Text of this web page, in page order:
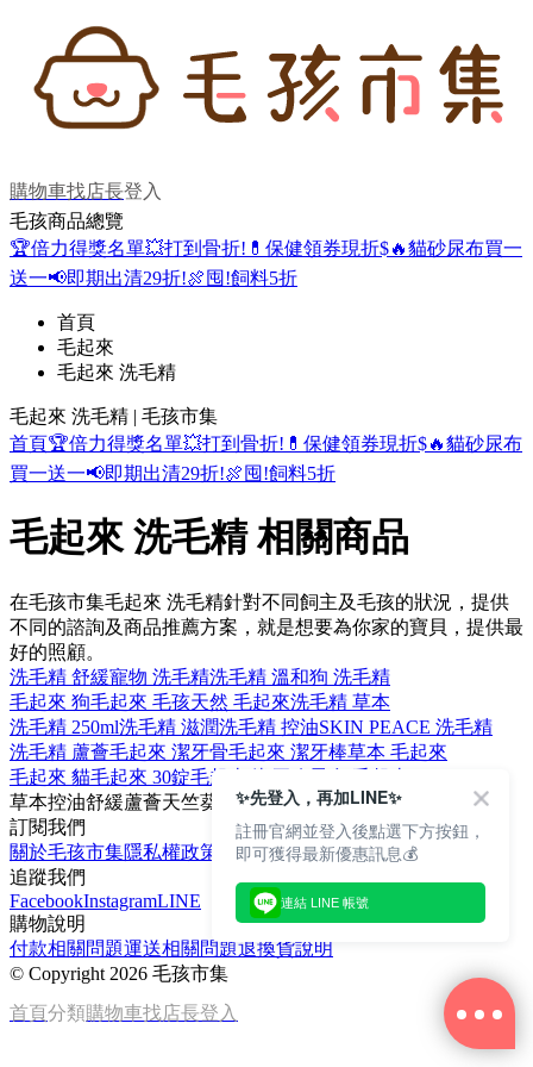
購物車找店長登入
毛孩商品總覽
🏆倍力得獎名單💥打到骨折! 💊保健領券現折$🔥貓砂尿布買一
送一📢即期出清29折!🍖囤!飼料5折
首頁
毛起來
毛起來 洗毛精
毛起來 洗毛精 | 毛孩市集
首頁🏆倍力得獎名單💥打到骨折! 💊保健領券現折$🔥貓砂尿布
買一送一📢即期出清29折!🍖囤!飼料5折
毛起來 洗毛精 相關商品
在毛孩市集毛起來 洗毛精針對不同飼主及毛孩的狀況，提供
不同的諮詢及商品推薦方案，就是想要為你家的寶貝，提供最
好的照顧。
洗毛精 舒緩寵物 洗毛精洗毛精 溫和狗 洗毛精
毛起來 狗毛起來 毛孩天然 毛起來洗毛精 草本
洗毛精 250ml洗毛精 滋潤洗毛精 控油SKIN PEACE 洗毛精
洗毛精 蘆薈毛起來 潔牙骨毛起來 潔牙棒草本 毛起來
毛起來 貓毛起來 30錠毛起來 潔牙
草本控油舒緩蘆薈天竺葵
訂閱我們
關於毛孩市集隱私權政策
文章
追蹤我們
FacebookInstagramLINE
購物說明
付款相關問題運送相關問題退換貨說明
© Copyright 2026 毛孩市集
首頁分類購物車找店長登入
✨先登入，再加LINE✨
註冊官網並登入後點選下方按鈕，
即可獲得最新優惠訊息💰
連結 LINE 帳號